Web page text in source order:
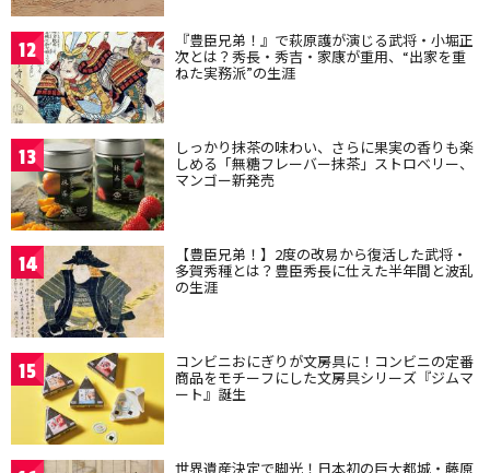
12 『豊臣兄弟！』で萩原護が演じる武将・小堀正
次とは？秀長・秀吉・家康が重用、“出家を重
ねた実務派”の生涯
13 しっかり抹茶の味わい、さらに果実の香りも楽
しめる「無糖フレーバー抹茶」ストロベリー、
マンゴー新発売
14 【豊臣兄弟！】2度の改易から復活した武将・
多賀秀種とは？豊臣秀長に仕えた半年間と波乱
の生涯
15 コンビニおにぎりが文房具に！コンビニの定番
商品をモチーフにした文房具シリーズ『ジムマ
ート』誕生
世界遺産決定で脚光！日本初の巨大都城・藤原